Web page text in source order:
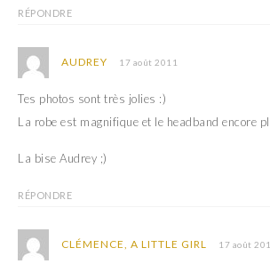
RÉPONDRE
AUDREY 17 août 2011
Tes photos sont très jolies :)
La robe est magnifique et le headband encore
La bise Audrey ;)
RÉPONDRE
CLÉMENCE, A LITTLE GIRL 17 août